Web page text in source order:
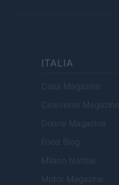
ITALIA
Casa Magazine
Cineverse Magazine
Donne Magazine
Food Blog
Milano Notizie
Motor Magazine